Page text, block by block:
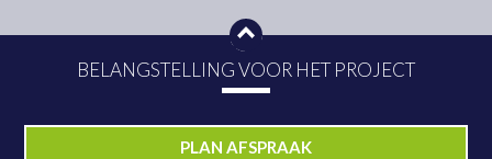
BELANGSTELLING VOOR HET PROJECT
PLAN AFSPRAAK